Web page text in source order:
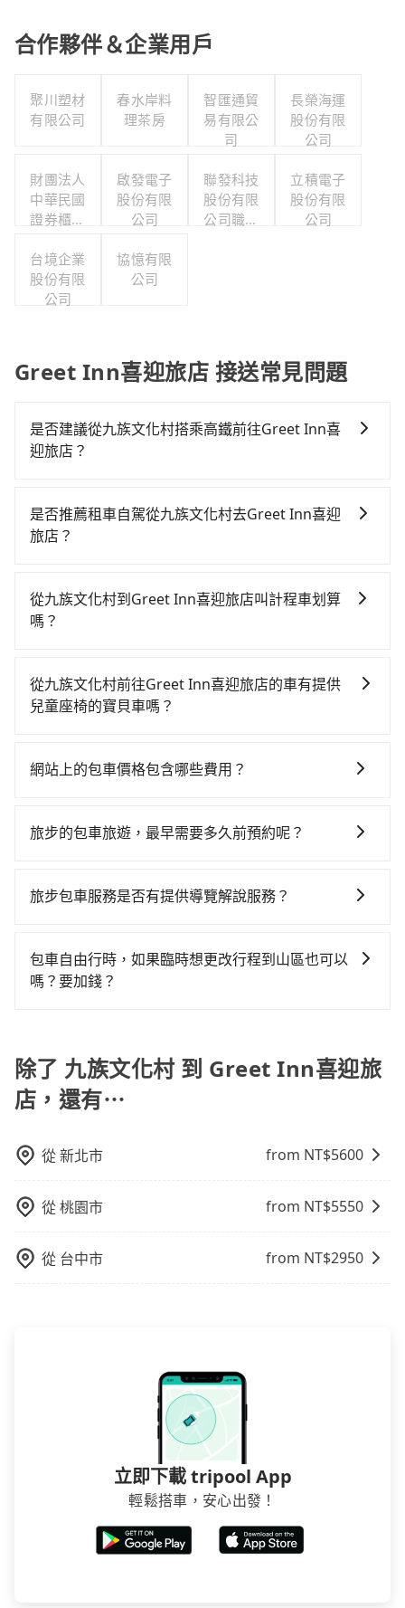
合作夥伴＆企業用戶
聚川塑材
有限公司
春水岸料
理茶房
智匯通貿
易有限公
司
長榮海運
股份有限
公司
財團法人
中華民國
證券櫃檯
啟發電子
股份有限
公司
聯發科技
股份有限
公司職工
立積電子
股份有限
公司
台境企業
股份有限
公司
協憶有限
公司
Greet Inn喜迎旅店 接送常見問題
是否建議從九族文化村搭乘高鐵前往Greet Inn喜
迎旅店？
較貴、費時，且難叫計程車前往高鐵站！從最早06:25一
直到23:07，台中-左營一天最多有89班次高鐵可搭乘。
達高鐵站後，步行進站、現場購票並於月台排隊的時間
約20分鐘，再乘坐45~68分鐘（平均57分）的高鐵從台
鐘、車費300元後，抵達Greet Inn喜迎旅店 (高雄市前
金區) 的目的地。全程加上轉車時間共3小時1分鐘，假設
度為雙北的0.2%，換句話說，臨時要叫小黃的難度是雙
小黃司機不按表收費，看乘客是外地人便漫天喊價或恣
鐵而不預約包車，不僅每人至少額外負擔300元車資，而
tripool的拼車共乘服務，最多可再節省50%的交通費
用。
是否推薦租車自駕從九族文化村去Greet Inn喜迎
旅店？
時不需要閉目養神（因為要自己開車），最重要的是你
當天就要來回，那在南投路邊可隨租隨借的iRent應該是
文化村到Greet Inn喜迎旅店的花費預估為
$2,750~3,400（金額差異來自於平假日、車款差異、抵
能的罰單都需自付。再者，和運的iRent只提供最基本的
或九人座可供選擇，而且無人租車最令人詬病的就是車
樣。另外，偶爾也會遇到明明已經預約了時間但上一位
小的風險。最後，雖然路邊隨租隨還看似方便，但實際
使用時還是有其區域的限制，實際可停靠的地點與你的
從九族文化村到Greet Inn喜迎旅店叫計程車划算
嗎？
灣大車隊和Yoxi，如果在路邊攔不到車，也可考慮打電
話至南投縣魚池鄉當地唯一的計程車行-日月星光計程車
法提前預約，或偏好臨時叫車，那要注意南投縣僅有合
加上南投縣有些計程車司機不按錶計費，約有58%會採
九族文化村到Greet Inn喜迎旅店的最佳選擇。
從九族文化村前往Greet Inn喜迎旅店的車有提供
兒童座椅的寶貝車嗎？
繫好安全帶，如四歲以下或身高不足的幼童無法正常綁
選租用適合1~4歲的兒童汽車座椅或4歲以上的增高墊，
攜帶汽車座椅，不僅家中小寶貝坐的舒適習慣。
網站上的包車價格包含哪些費用？
乘客險、司機小費、營業稅等，不會再有其他額外的費
旅步的包車旅遊，最早需要多久前預約呢？
提供早鳥優惠，您越早預訂就能享有更優惠的價格。所
旅步包車服務是否有提供導覽解說服務？
需要導覽服務，可事先透過電子郵件
booking@tripool.app聯繫我們，將有專人協助回覆確
包車自由行時，如果臨時想更改行程到山區也可以
嗎？要加錢？
行額外的費用收取。但是，這些費用會在您下訂單後、
出發前先與您進行確認，確保您明確知道所有的費用。
我們會透過Email的方式向您說明收費細節，讓您能更放
除了 九族文化村 到 Greet Inn喜迎旅
店，還有⋯
從新北市 from NT$5600
從桃園市 from NT$5550
從 台中市 from NT$2950
立即下載 tripool App
輕鬆搭車，安心出發！